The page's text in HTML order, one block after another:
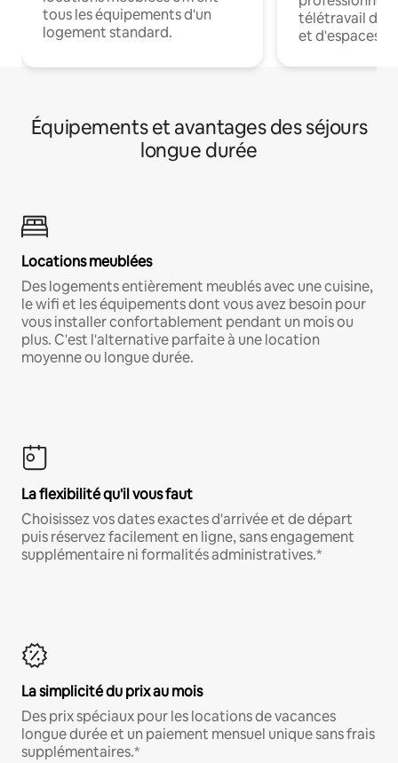
tous les équipements d'un
logement standard.
télétravail
et d'espaces
Équipements et avantages des séjours
longue durée
Locations meublées
Des logements entièrement meublés avec une cuisine,
le wifi et les équipements dont vous avez besoin pour
vous installer confortablement pendant un mois ou
plus. C'est l'alternative parfaite à une location
moyenne ou longue durée.
La flexibilité qu'il vous faut
Choisissez vos dates exactes d'arrivée et de départ
puis réservez facilement en ligne, sans engagement
supplémentaire ni formalités administratives.*
La simplicité du prix au mois
Des prix spéciaux pour les locations de vacances
longue durée et un paiement mensuel unique sans frais
supplémentaires.*